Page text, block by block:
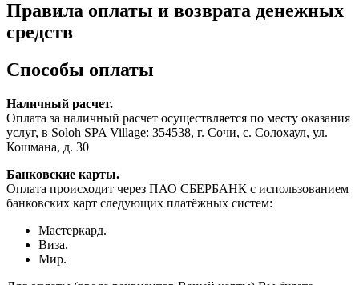
Отель
Правила оплаты и возврата денежных
средств
Способы оплаты
Наличный расчет.
Оплата за наличный расчет осуществляется по месту оказания
услуг, в Soloh SPA Village: 354538, г. Сочи, с. Солохаул, ул.
Кошмана, д. 30
Банковские карты.
Оплата происходит через ПАО СБЕРБАНК с использованием
банковских карт следующих платёжных систем:
Мастеркард.
Виза.
Мир.